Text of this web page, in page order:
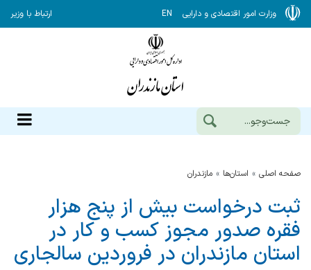
وزارت امور اقتصادی و دارایی EN ارتباط با وزیر
صفحه اصلی استان‌ها مازندران
ثبت درخواست بیش از پنج هزار
فقره صدور مجوز کسب و کار در
استان مازندران در فروردین سالجاری